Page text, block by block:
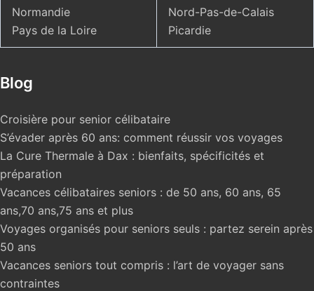
Normandie
Pays de la Loire
Nord-Pas-de-Calais
Picardie
Blog
Croisière pour senior célibataire
S’évader après 60 ans: comment réussir vos voyages
La Cure Thermale à Dax : bienfaits, spécificités et
préparation
Vacances célibataires seniors : de 50 ans, 60 ans, 65
ans,70 ans,75 ans et plus
Voyages organisés pour seniors seuls : partez serein après
50 ans
Vacances seniors tout compris : l’art de voyager sans
contraintes